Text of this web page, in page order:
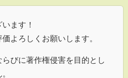
ます！
よろしくお願いします。
びに著作権侵害を目的とし